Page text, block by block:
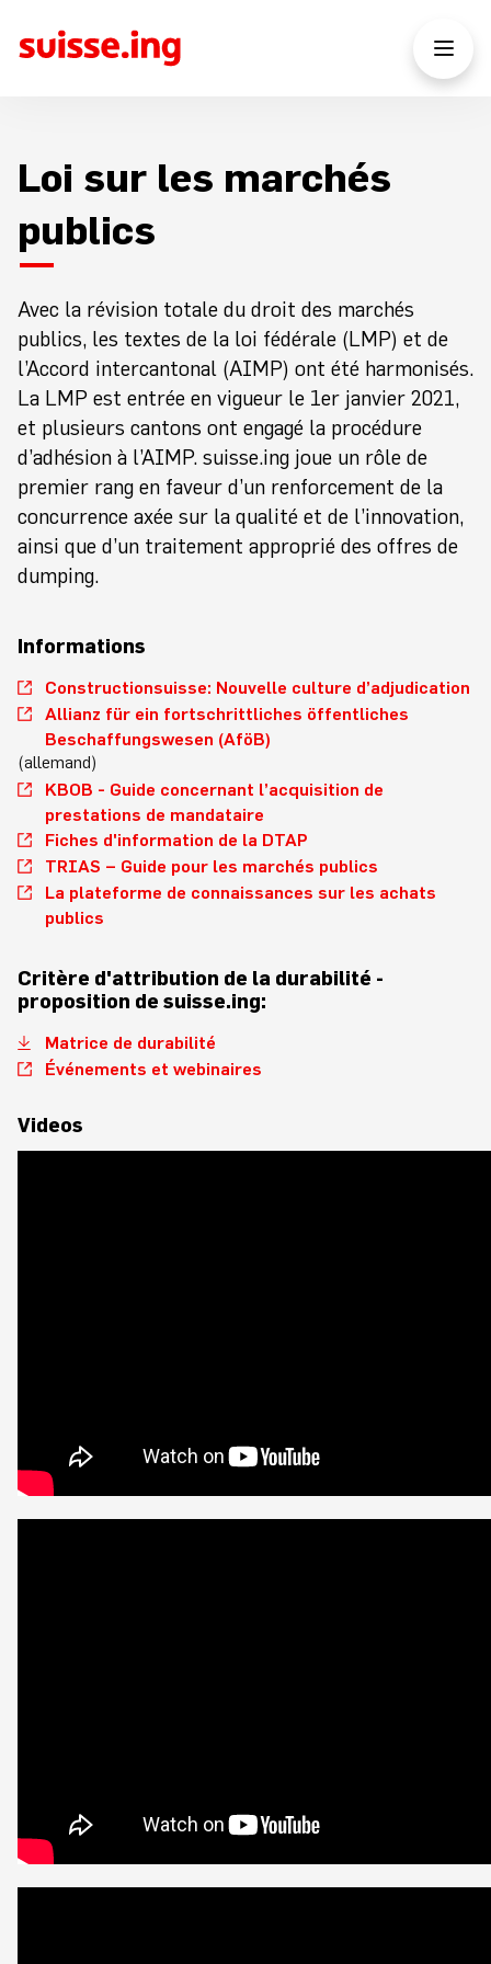
Loi sur les marchés
publics
Avec la révision totale du droit des marchés
publics, les textes de la loi fédérale (LMP) et de
l’Accord intercantonal (AIMP) ont été harmonisés.
La LMP est entrée en vigueur le 1er janvier 2021,
et plusieurs cantons ont engagé la procédure
d’adhésion à l’AIMP. suisse.ing joue un rôle de
premier rang en faveur d’un renforcement de la
concurrence axée sur la qualité et de l’innovation,
ainsi que d’un traitement approprié des offres de
dumping.
Informations
Constructionsuisse: Nouvelle culture d’adjudication
Allianz für ein fortschrittliches öffentliches
Beschaffungswesen (AföB)
(allemand)
KBOB - Guide concernant l’acquisition de
prestations de mandataire
Fiches d'information de la DTAP
TRIAS – Guide pour les marchés publics
La plateforme de connaissances sur les achats
publics
Critère d'attribution de la durabilité -
proposition de suisse.ing:
Matrice de durabilité
Événements et webinaires
Videos